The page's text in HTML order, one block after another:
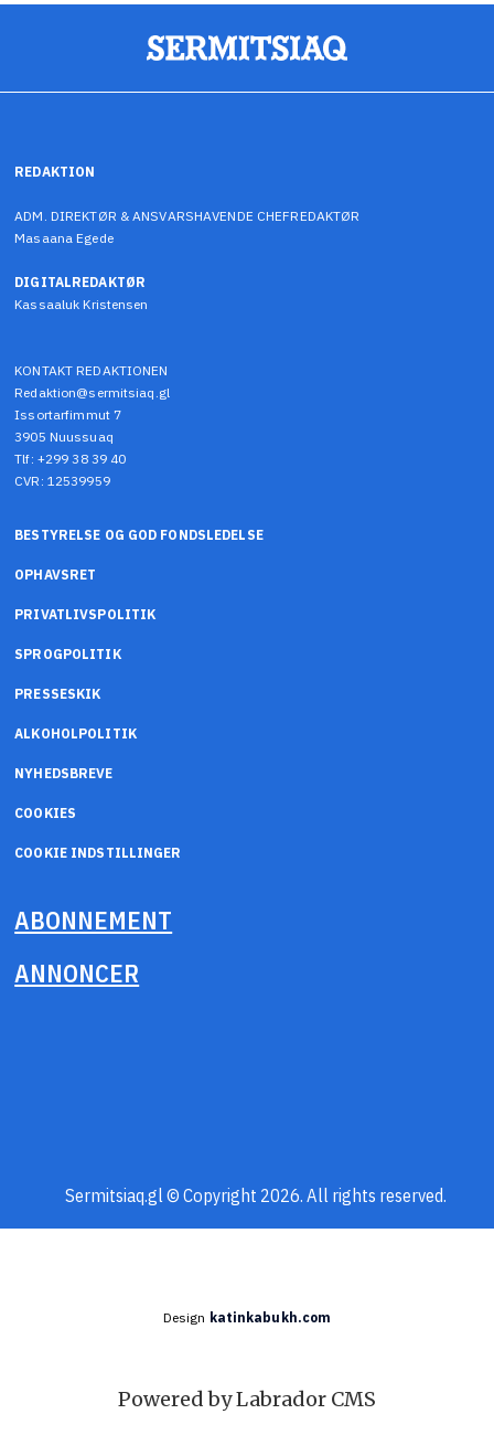
REDAKTION
ADM. DIREKTØR & ANSVARSHAVENDE CHEFREDAKTØR
Masaana Egede
DIGITALREDAKTØR
Kassaaluk Kristensen
KONTAKT REDAKTIONEN
Redaktion@sermitsiaq.gl
Issortarfimmut 7
3905 Nuussuaq
Tlf: +299 38 39 40
CVR: 12539959
BESTYRELSE OG GOD FONDSLEDELSE
OPHAVSRET
PRIVATLIVSPOLITIK
SPROGPOLITIK
PRESSESKIK
ALKOHOLPOLITIK
NYHEDSBREVE
COOKIES
COOKIE INDSTILLINGER
ABONNEMENT
ANNONCER
Sermitsiaq.gl © Copyright 2026. All rights reserved.
Design katinkabukh.com
Powered by Labrador CMS